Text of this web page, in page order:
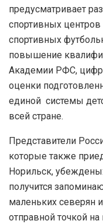
предусматривает
спортивных
спортивных
повышение
Академии РФС,
оценки
единой системы
всей стране.
Представители
которые также
Норильск,
получится
маленьких северян
отправной точкой